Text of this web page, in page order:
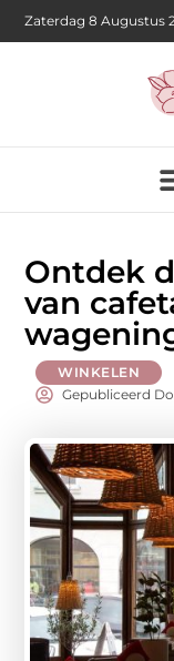
Zaterdag 8 Augustus
Ontdek
van
WINKELEN
Gepubliceerd